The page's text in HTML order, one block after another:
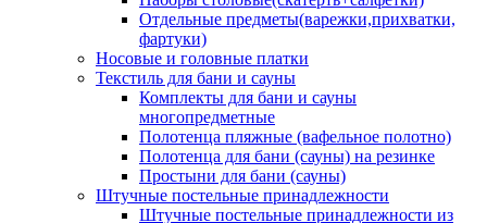
Отдельные предметы(варежки,прихватки,
фартуки)
Носовые и головные платки
Текстиль для бани и сауны
Комплекты для бани и сауны
многопредметные
Полотенца пляжные (вафельное полотно)
Полотенца для бани (сауны) на резинке
Простыни для бани (сауны)
Штучные постельные принадлежности
Штучные постельные принадлежности из